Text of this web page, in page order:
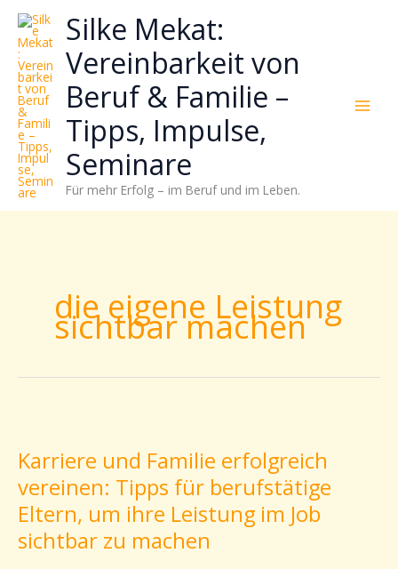
Zum
Inhalt
springen
Silke Mekat:
Vereinbarkeit von
Beruf & Familie –
Tipps, Impulse,
Seminare
Für mehr Erfolg – im Beruf und im Leben.
die eigene Leistung
sichtbar machen
Karriere und Familie erfolgreich
vereinen: Tipps für berufstätige
Eltern, um ihre Leistung im Job
sichtbar zu machen
Familie
erfolgreich
vereinen:
Tipps
für
wie
sich
Stress
reduzieren
Energie
gezielter
einsetzen
lässt?
Einfach